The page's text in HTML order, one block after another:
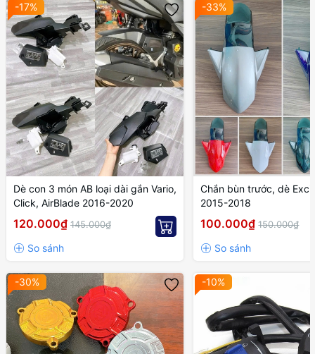
-17%
Dè con 3 món AB loại dài gắn Vario,
Click, AirBlade 2016-2020
120.000₫ 145.000₫
-33%
Chắn bùn trước, dè
2015-2018
100.000₫ 150.000₫
-30% -10%